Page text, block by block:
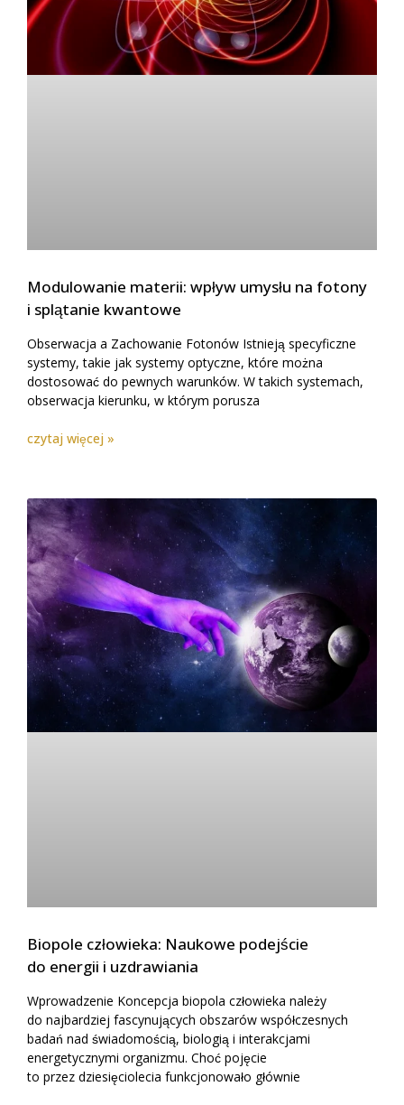
Modulowanie materii: wpływ umysłu na fotony
i splątanie kwantowe
Obserwacja a Zachowanie Fotonów Istnieją specyficzne
systemy, takie jak systemy optyczne, które można
dostosować do pewnych warunków. W takich systemach,
obserwacja kierunku, w którym porusza
czytaj więcej »
Biopole człowieka: Naukowe podejście
do energii i uzdrawiania
Wprowadzenie Koncepcja biopola człowieka należy
do najbardziej fascynujących obszarów współczesnych
badań nad świadomością, biologią i interakcjami
energetycznymi organizmu. Choć pojęcie
to przez dziesięciolecia funkcjonowało głównie